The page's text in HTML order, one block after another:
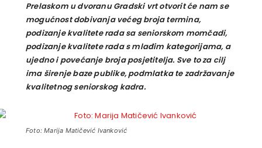
Prelaskom u dvoranu Gradski vrt otvorit će nam se
mogućnost dobivanja većeg broja termina,
podizanje kvalitete rada sa seniorskom momčadi,
podizanje kvalitete rada s mlađim kategorijama, a
ujedno i povećanje broja posjetitelja. Sve to za cilj
ima širenje baze publike, podmlatka te zadržavanje
kvalitetnog seniorskog kadra.
Foto: Marija Matičević Ivanković